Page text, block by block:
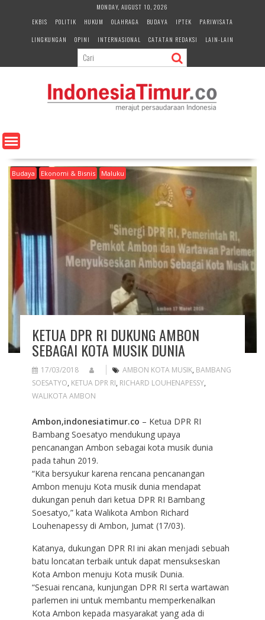
e
n
MONDAY, AUGUST 10, 2026
EKBIS
POLITIK HUKUM OLAHRAGA BUDAYA IPTEK
PARIWISATA
LINGKUNGAN
OPINI INTERNASIONAL CATATAN REDAKSI LAIN-LAIN
Budaya Ekonomi & Bisnis Maluku
KETUA DPR RI DUKUNG AMBON
SEBAGAI KOTA MUSIK DUNIA
17/03/2018 AMBON KOTA MUSIK, BAMBANG
SOESATYO, KETUA DPR RI, RICHARD LOUHENAPESSY,
WALIKOTA AMBON
Ambon,indonesiatimur.co – Ketua DPR RI
Bambang Soesatyo mendukung upaya
pencanangan Ambon sebagai kota musik dunia
pada tahun 2019.
“Kita bersyukur karena rencana pencanangan
Ambon menuju Kota musik dunia mendapat
dukungan penuh dari ketua DPR RI Bambang
Soesatyo,” kata Walikota Ambon Richard
Louhenapessy di Ambon, Jumat (17/03).
Katanya, dukungan DPR RI ini akan menjadi sebuah
batu loncatan terbaik untuk dapat mensukseskan
Kota Ambon menuju Kota musik Dunia.
“Sesuai rencana, kunjungan DPR RI serta wartawan
parlemen ini untuk membantu memperkenalkan
Kota Ambon kepada masyarakat yang ada di